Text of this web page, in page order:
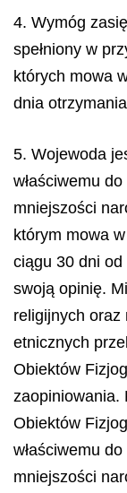
4. Wymóg
spełniony w
których mowa
dnia
5. Wojewoda
właściwemu
mniejszości
którym mowa
ciągu 30 dni od
swoją opinię.
religijnych oraz
etnicznych
Obiektów
zaopiniowania.
Obiektów
właściwemu
mniejszości